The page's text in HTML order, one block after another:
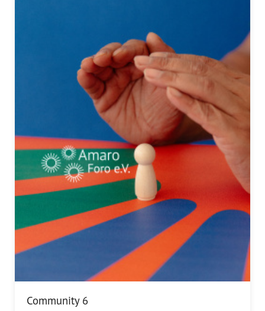
Community 6